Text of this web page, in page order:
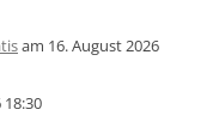
am 16. August 2026